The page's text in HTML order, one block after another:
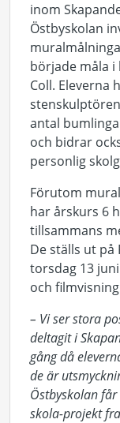
inom
Östbyskolan
började måla
Coll. Eleverna
antal
och bidrar
personlig
Förutom
har årskurs 6
tillsammans
De ställs ut på
torsdag 13
och
– Vi ser stora
deltagit i
gång då
de är
Östbyskolan
skola-projekt